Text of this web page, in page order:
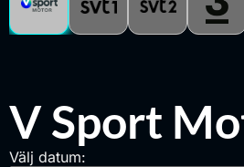
V Sport
Välj datum: